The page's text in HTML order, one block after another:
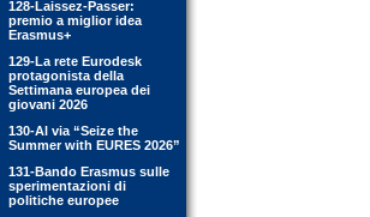
128-Laissez-Passer:
premio a miglior idea
Erasmus+
129-La rete Eurodesk
protagonista della
Settimana europea dei
giovani 2026
130-Al via “Seize the
Summer with EURES 2026”
131-Bando Erasmus sulle
sperimentazioni di
politiche europee